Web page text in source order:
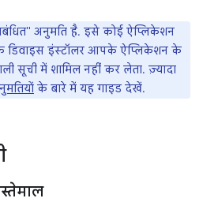
अनुमति है. इसे कोई ऐप्लिकेशन
इंस्टॉलर आपके ऐप्लिकेशन के
सूची में शामिल नहीं कर लेता. ज़्यादा
के बारे में यह गाइड देखें.